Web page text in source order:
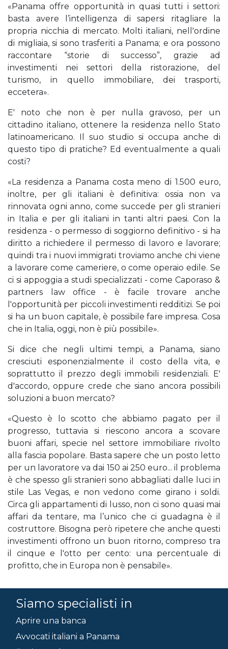
«Panama offre opportunità in quasi tutti i settori:
basta avere l’intelligenza di sapersi ritagliare la
propria nicchia di mercato. Molti italiani, nell'ordine
di migliaia, si sono trasferiti a Panama; e ora possono
raccontare “storie di successo”, grazie ad
investimenti nei settori della ristorazione, del
turismo, in quello immobiliare, dei trasporti,
eccetera».
E' noto che non è per nulla gravoso, per un
cittadino italiano, ottenere la residenza nello Stato
latinoamericano. Il suo studio si occupa anche di
questo tipo di pratiche? Ed eventualmente a quali
costi?
«La residenza a Panama costa meno di 1.500 euro,
inoltre, per gli italiani è definitiva: ossia non va
rinnovata ogni anno, come succede per gli stranieri
in Italia e per gli italiani in tanti altri paesi. Con la
residenza - o permesso di soggiorno definitivo - si ha
diritto a richiedere il permesso di lavoro e lavorare;
quindi tra i nuovi immigrati troviamo anche chi viene
a lavorare come cameriere, o come operaio edile. Se
ci si appoggia a studi specializzati - come Caporaso &
partners law office - è facile trovare anche
l'opportunità per piccoli investimenti redditizi. Se poi
si ha un buon capitale, è possibile fare impresa. Cosa
che in Italia, oggi, non è più possibile».
Si dice che negli ultimi tempi, a Panama, siano
cresciuti esponenzialmente il costo della vita, e
soprattutto il prezzo degli immobili residenziali. E'
d'accordo, oppure crede che siano ancora possibili
soluzioni a buon mercato?
«Questo è lo scotto che abbiamo pagato per il
progresso, tuttavia si riescono ancora a scovare
buoni affari, specie nel settore immobiliare rivolto
alla fascia popolare. Basta sapere che un posto letto
per un lavoratore va dai 150 ai 250 euro... il problema
è che spesso gli stranieri sono abbagliati dalle luci in
stile Las Vegas, e non vedono come girano i soldi.
Circa gli appartamenti di lusso, non ci sono quasi mai
affari da tentare, ma l’unico che ci guadagna è il
costruttore. Bisogna però ripetere che anche questi
investimenti offrono un buon ritorno, compreso tra
il cinque e l'otto per cento: una percentuale di
profitto, che in Europa non è pensabile».
Siamo specialisti in
Aprire una banca
Avvocati italiani a Panama